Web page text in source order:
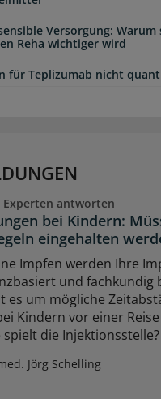
Versorgung:
Reha wichtiger wird
für Teplizumab nicht
Experten antworten
bei Kindern:
eingehalten
Impfen werden Ihre
und fachkundig
es um mögliche
Kindern vor einer
spielt die Injektionsstelle?
Jörg Schelling